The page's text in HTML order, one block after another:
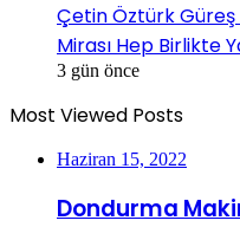
Çetin Öztürk Güreş
Mirası Hep Birlikte
3 gün önce
Most Viewed Posts
Haziran 15, 2022
Dondurma